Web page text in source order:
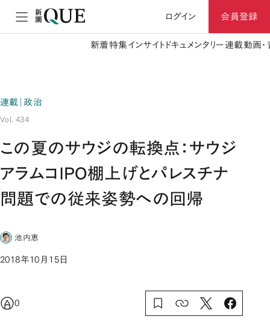
ログイン 会員登録
新着特集 インサイト ドキュメンタリー 連載動画
連載｜政治
Vol. 434
この夏のサウジの転換点：サウジ
アラムコIPO棚上げとパレスチナ
問題での従来姿勢への回帰
池内恵
2018年10月15日
0